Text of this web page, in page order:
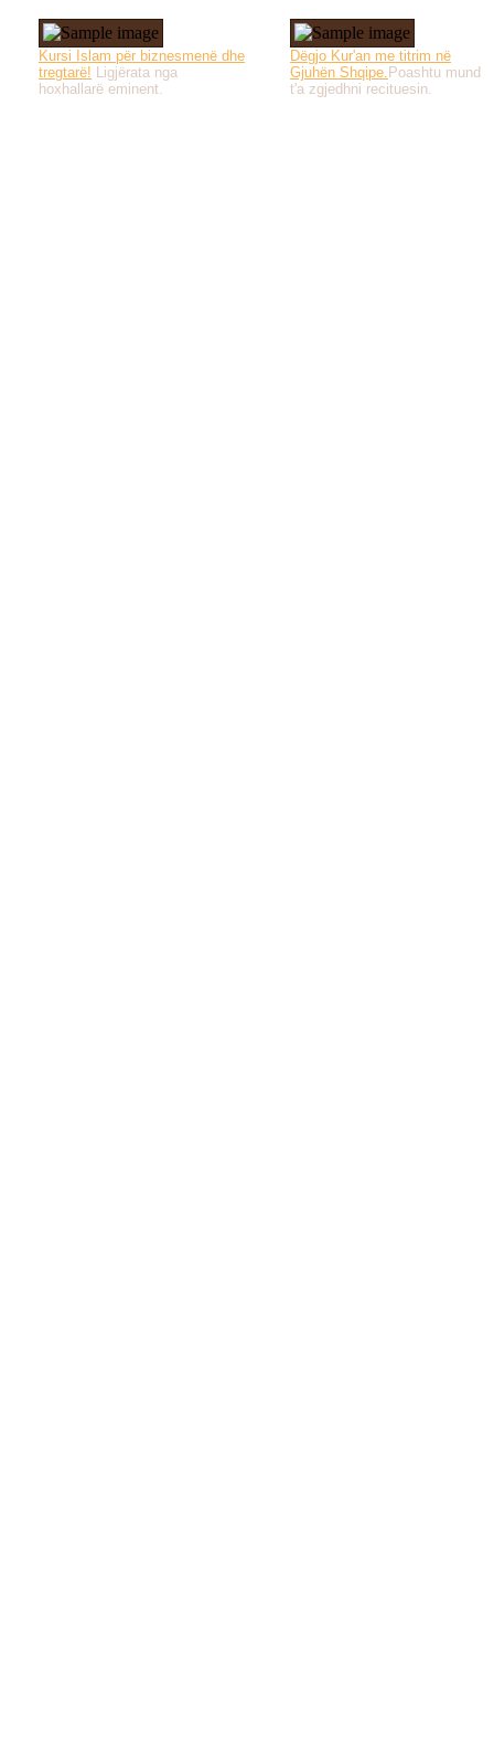
Kursi Islam për biznesmenë dhe
tregtarë! Ligjërata nga
hoxhallarë eminent.
Dëgjo Kur'an me titrim në
Gjuhën Shqipe. Poashtu mund
t'a zgjedhni recituesin.